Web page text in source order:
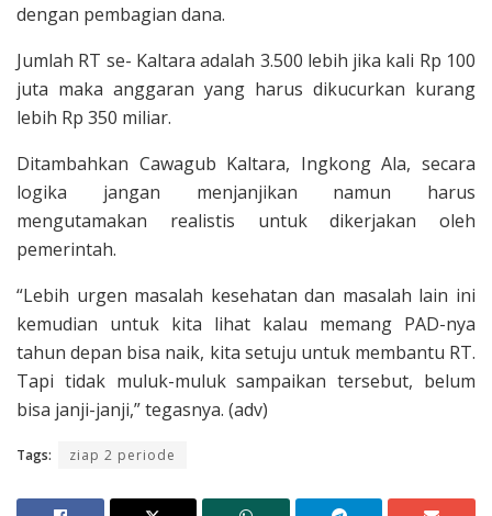
dengan pembagian dana.
Jumlah RT se- Kaltara adalah 3.500 lebih jika kali Rp 100
juta maka anggaran yang harus dikucurkan kurang
lebih Rp 350 miliar.
Ditambahkan Cawagub Kaltara, Ingkong Ala, secara
logika jangan menjanjikan namun harus
mengutamakan realistis untuk dikerjakan oleh
pemerintah.
“Lebih urgen masalah kesehatan dan masalah lain ini
kemudian untuk kita lihat kalau memang PAD-nya
tahun depan bisa naik, kita setuju untuk membantu RT.
Tapi tidak muluk-muluk sampaikan tersebut, belum
bisa janji-janji,” tegasnya. (adv)
Tags: ziap 2 periode